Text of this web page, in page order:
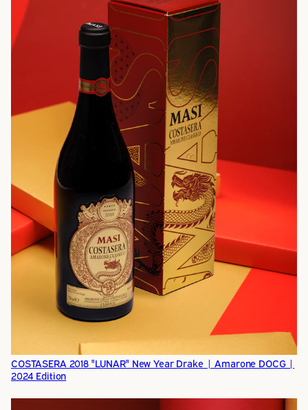
COSTASERA 2018 "LUNAR" New Year Drake | Amarone DOCG |
2024 Edition